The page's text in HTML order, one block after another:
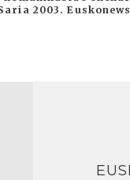
2003. Euskonews